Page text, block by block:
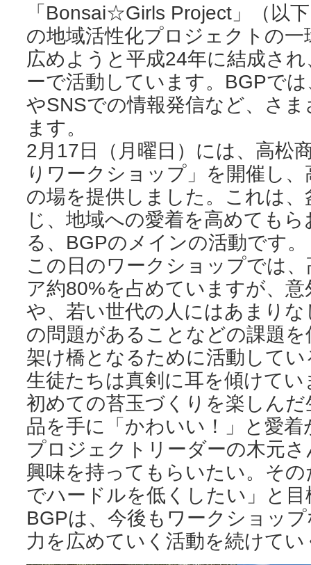
「Bonsai☆Girls Project」（以
の地域活性化プロジェクトの
広めようと平成24年に結成さ
ーで活動しています。BGPで
やSNSでの情報発信など、さ
ます。
2月17日（月曜日）には、高松
りワークショップ」を開催し
の場を提供しました。これは
じ、地域への愛着を高めても
る、BGPのメインの活動です。
この日のワークショップでは
ア約80%を占めていますが、
や、若い世代の人にはあまり
の問題があることなどの課題
架け橋となるために活動して
生徒たちは真剣に耳を傾けてい
初めての苔玉づくりを楽しん
品を手に「かわいい！」と愛
プロジェクトリーダーの木元
興味を持ってもらいたい。そ
でハードルを低くしたい」と
BGPは、今後もワークショッ
力を広めていく活動を続けて